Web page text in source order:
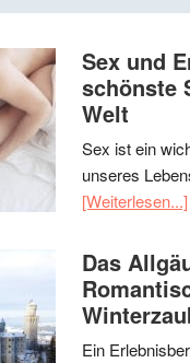
Sex und
schönste
Welt
Sex ist ein
unseres
[Weiterlesen...]
Das
Ein